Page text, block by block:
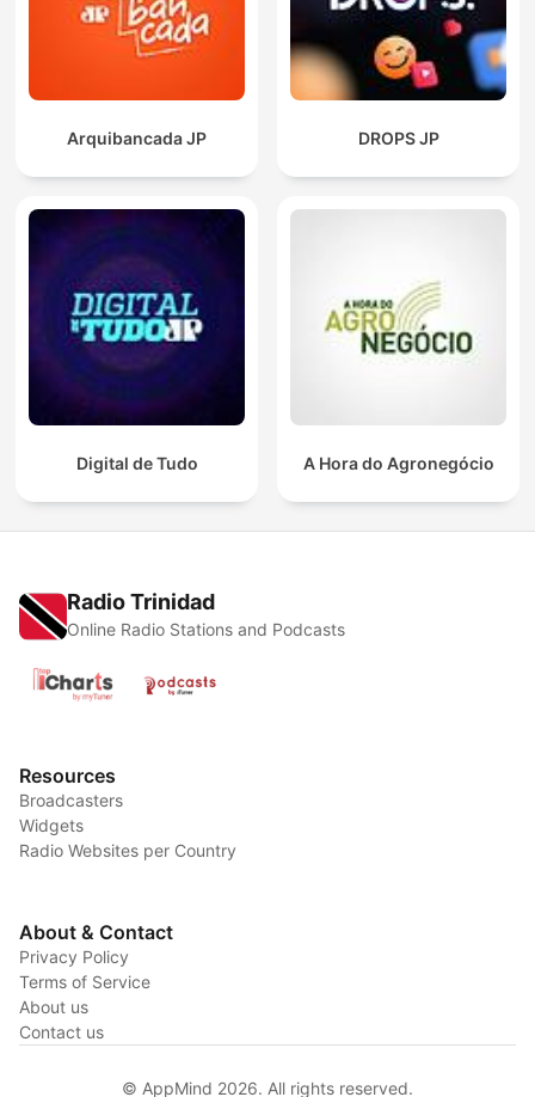
Arquibancada JP DROPS JP
Digital de Tudo A Hora do Agronegócio
Radio Trinidad
Online Radio Stations and Podcasts
Resources
Broadcasters
Widgets
Radio Websites per Country
About & Contact
Privacy Policy
Terms of Service
About us
Contact us
© AppMind 2026. All rights reserved.